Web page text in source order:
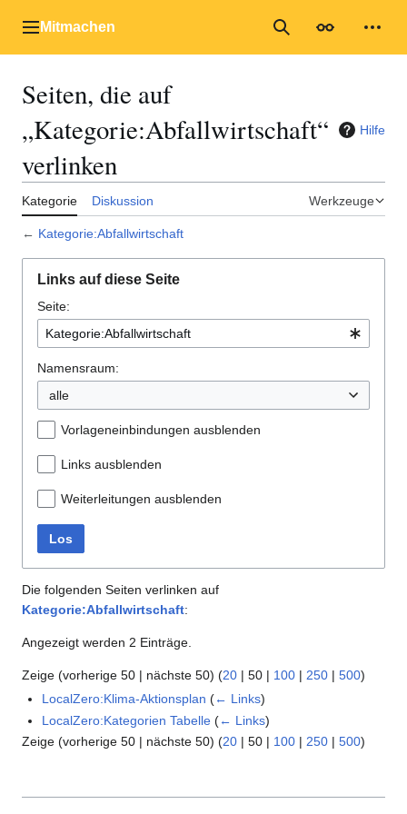
Inhalt
Hauptmenü
Mitmachen Suche
Seiten, die auf
„Kategorie:Abfallwirtschaft“
verlinken
Hilfe
Kategorie Diskussion Werkzeuge
← Kategorie:Abfallwirtschaft
Links auf diese Seite
Seite:
Namensraum:
alle
Vorlageneinbindungen ausblenden
Links ausblenden
Weiterleitungen ausblenden
Los
Die folgenden Seiten verlinken auf
Kategorie:Abfallwirtschaft:
Angezeigt werden 2 Einträge.
Zeige (vorherige 50 | nächste 50) (20 | 50 | 100 | 250 | 500)
LocalZero:Klima-Aktionsplan (← Links)
LocalZero:Kategorien Tabelle (← Links)
Zeige (vorherige 50 | nächste 50) (20 | 50 | 100 | 250 | 500)